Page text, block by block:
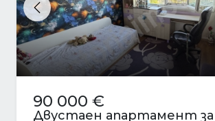
Previous
90 000 €
Двустаен апартамент за